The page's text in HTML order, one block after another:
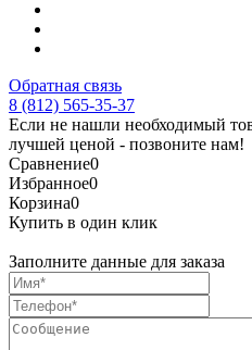
Обратная связь
8 (812) 565-35-37
Если не нашли необходимый
лучшей ценой - позвоните нам!
Сравнение0
Избранное0
Корзина0
Купить в один клик
Заполните данные для заказа